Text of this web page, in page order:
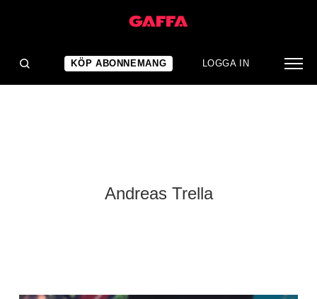
KÖP ABONNEMANG LOGGA IN
Andreas Trella